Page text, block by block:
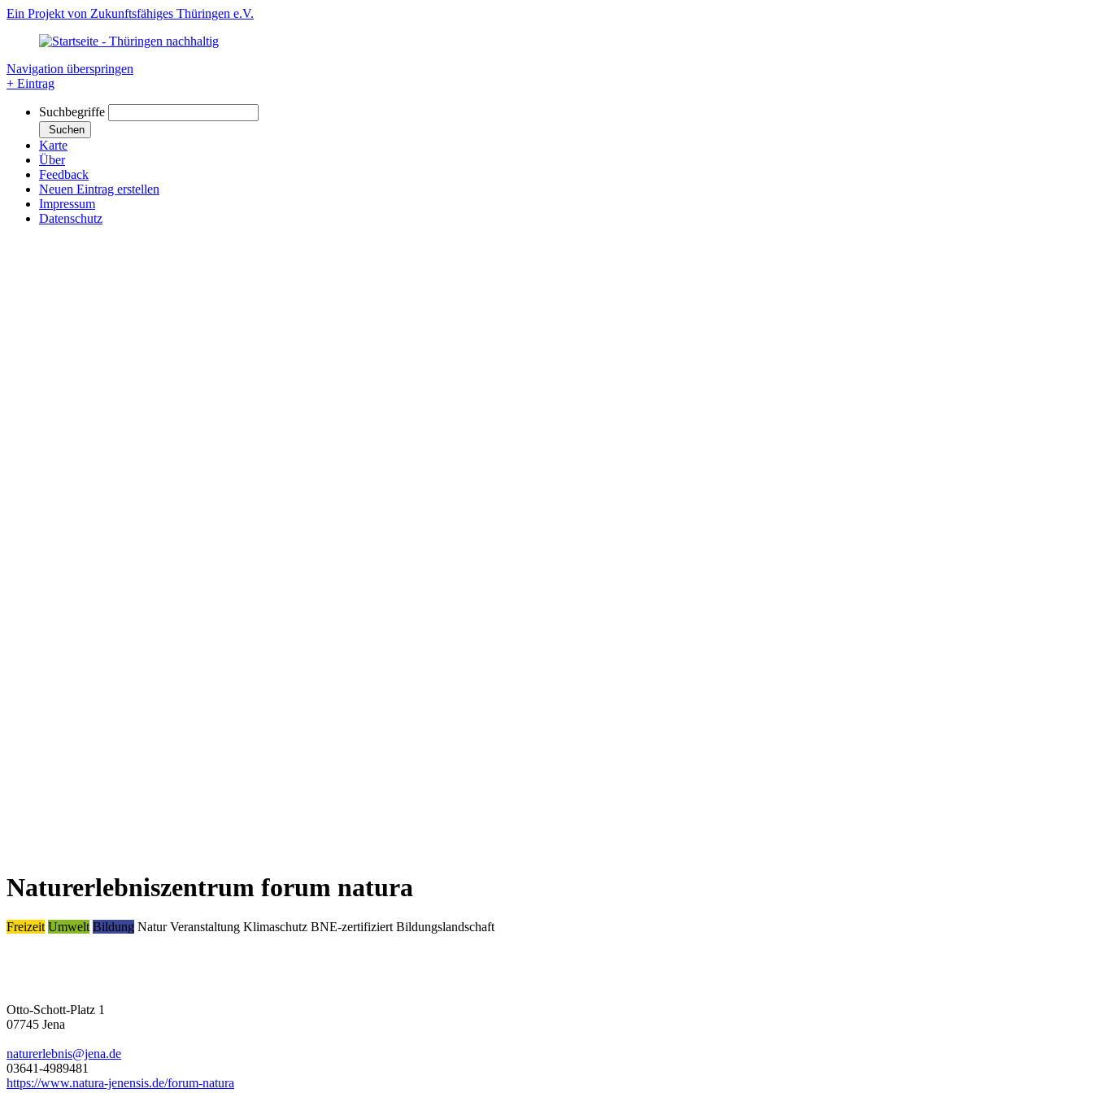
Ein Projekt von Zukunftsfähiges Thüringen e.V.
Navigation überspringen
+ Eintrag
Suchbegriffe
Suchen
Karte
Über
Feedback
Neuen Eintrag erstellen
Impressum
Datenschutz
Naturerlebniszentrum forum natura
Freizeit Umwelt Bildung Natur Veranstaltung Klimaschutz BNE-zertifiziert Bildungslandschaft
Otto-Schott-Platz 1
07745 Jena
naturerlebnis@jena.de
03641-4989481
https://www.natura-jenensis.de/forum-natura